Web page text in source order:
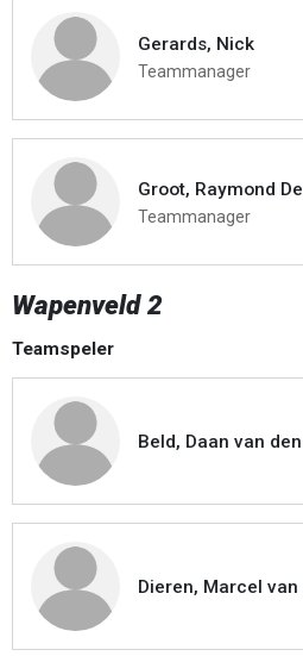
Gerards, Nick
Teammanager
Groot, Raymond De
Teammanager
Wapenveld 2
Teamspeler
Beld, Daan van den
Dieren, Marcel van